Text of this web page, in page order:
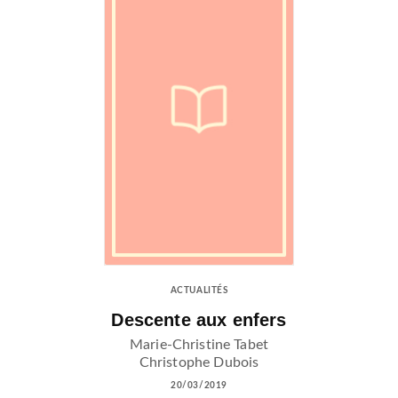
ACTUALITÉS
Descente aux enfers
Marie-Christine Tabet
Christophe Dubois
20/03/2019